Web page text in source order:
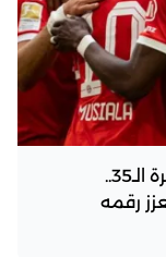
بايرن ميونيخ بطلاً للدوري الألماني للمرة الـ35..
رقمه